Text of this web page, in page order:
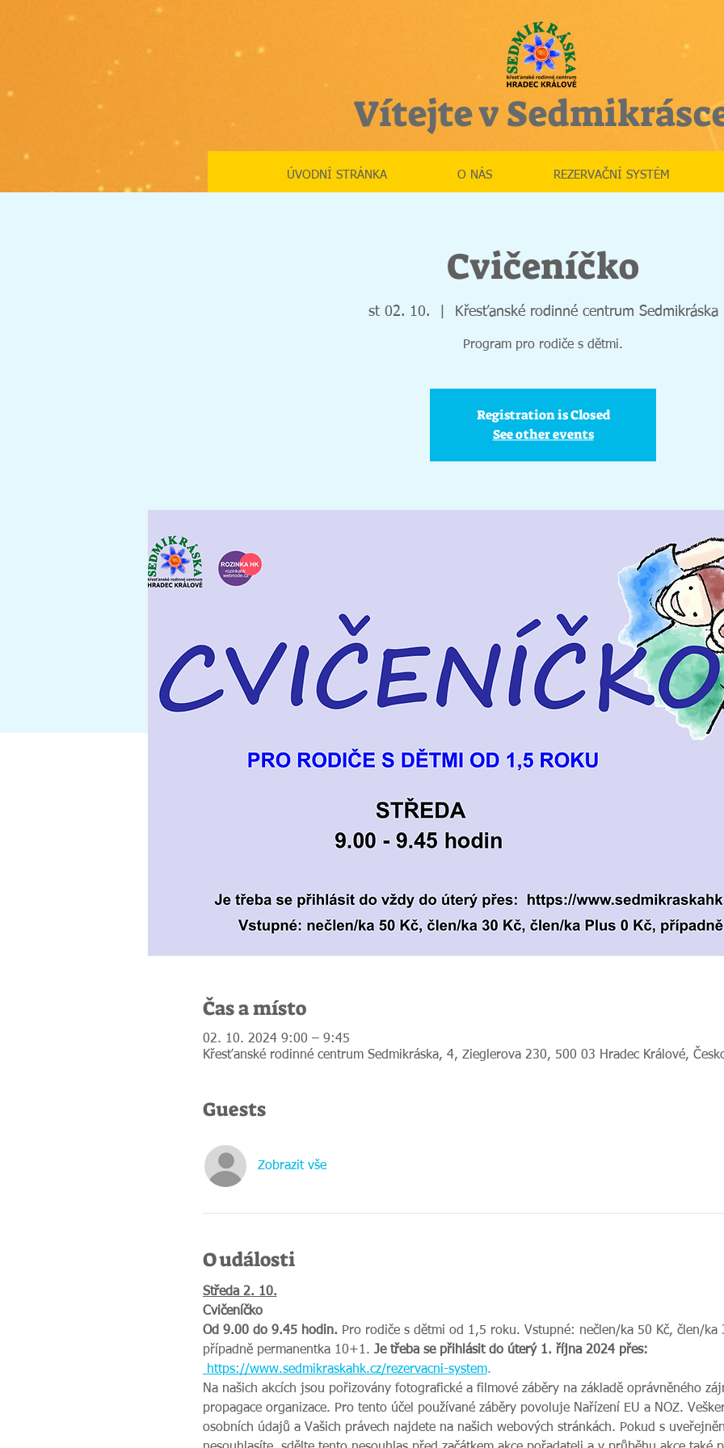
Vítejte v
ÚVODNÍ STRÁNKA O NÁS REZERVAČNÍ SYSTÉM
Cvičeníčko
st 02. 10. Křesťanské rodinné centrum Sedmikráska
Program pro rodiče s dětmi.
Registration is Closed
See other events
Čas a místo
02. 10. 2024 9:00 – 9:45
Křesťanské rodinné centrum Sedmikráska, 4, Zieglerova 230, 500 03 Hradec Králové,
Guests
Zobrazit vše
O události
Středa 2. 10.
Cvičeníčko
Od 9.00 do 9.45 hodin. Pro rodiče s dětmi od 1,5 roku. Vstupné: nečlen/ka 50 Kč, člen/ka
případně permanentka 10+1. Je třeba se přihlásit do úterý 1. října 2024 přes:
https://www.sedmikraskahk.cz/rezervacni-system.
Na našich akcích jsou pořizovány fotografické a filmové záběry na základě oprávněného
propagace organizace. Pro tento účel používané záběry povoluje Nařízení EU a NOZ.
osobních údajů a Vašich právech najdete na našich webových stránkách. Pokud s